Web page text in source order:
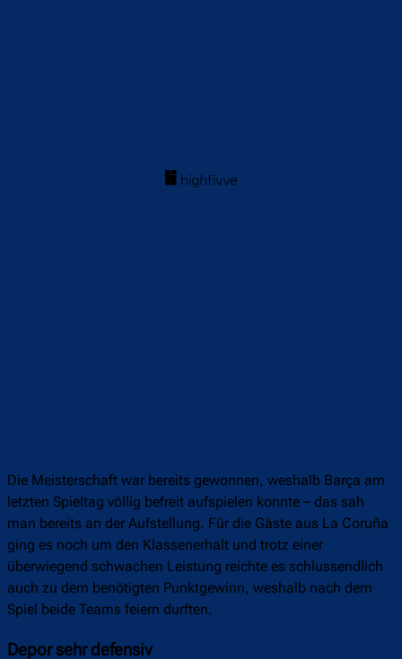
Die Meisterschaft war bereits gewonnen, weshalb Barça am
letzten Spieltag völlig befreit aufspielen konnte – das sah
man bereits an der Aufstellung. Für die Gäste aus La Coruña
ging es noch um den Klassenerhalt und trotz einer
überwiegend schwachen Leistung reichte es schlussendlich
auch zu dem benötigten Punktgewinn, weshalb nach dem
Spiel beide Teams feiern durften.
Depor sehr defensiv